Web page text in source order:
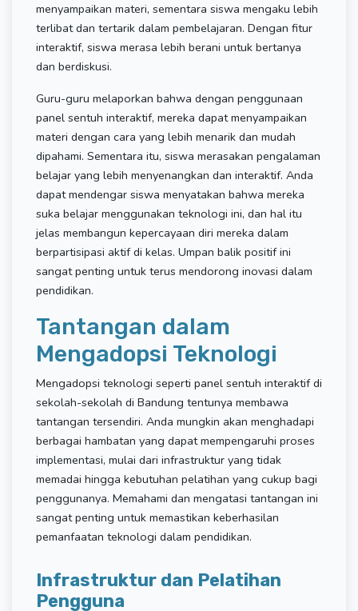
menyampaikan materi, sementara siswa mengaku lebih
terlibat dan tertarik dalam pembelajaran. Dengan fitur
interaktif, siswa merasa lebih berani untuk bertanya
dan berdiskusi.
Guru-guru melaporkan bahwa dengan penggunaan
panel sentuh interaktif, mereka dapat menyampaikan
materi dengan cara yang lebih menarik dan mudah
dipahami. Sementara itu, siswa merasakan pengalaman
belajar yang lebih menyenangkan dan interaktif. Anda
dapat mendengar siswa menyatakan bahwa mereka
suka belajar menggunakan teknologi ini, dan hal itu
jelas membangun kepercayaan diri mereka dalam
berpartisipasi aktif di kelas. Umpan balik positif ini
sangat penting untuk terus mendorong inovasi dalam
pendidikan.
Tantangan dalam
Mengadopsi Teknologi
Mengadopsi teknologi seperti panel sentuh interaktif di
sekolah-sekolah di Bandung tentunya membawa
tantangan tersendiri. Anda mungkin akan menghadapi
berbagai hambatan yang dapat mempengaruhi proses
implementasi, mulai dari infrastruktur yang tidak
memadai hingga kebutuhan pelatihan yang cukup bagi
penggunanya. Memahami dan mengatasi tantangan ini
sangat penting untuk memastikan keberhasilan
pemanfaatan teknologi dalam pendidikan.
Infrastruktur dan Pelatihan
Pengguna